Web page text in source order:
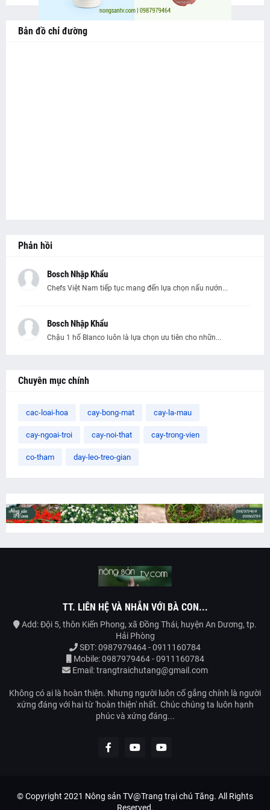
Bản đồ chỉ đường
Phản hồi
Bosch Nhập Khẩu
Chefs Việt Nam tiếp tục mang đến lựa chọn nấu nướn...
Bosch Nhập Khẩu
Chậu 1 hố Blanco luôn là lựa chọn ưu tiên cho nhữn...
Chuyên mục chính
cac-loai-hoa cay-bong-mat cay-la-mau
cay-ngoai-troi cay-noi-that cay-trong-vien
co-tham day-leo-treo-gian
TT. LIÊN HỆ VÀ NHẮN VỚI BÀ CON...
Add: Đội 5, thôn Kiến Phong, xã Đồng Thái, huyện An Dương, tp.
Hải Phòng
SĐT: 0987979464 - 0911160784
Mobile: 0987979464 - 0911160784
Email: trangtraichutang@gmail.com
Không có ai là hoàn thiện. Nhưng người luôn cố gắng chính là người
xứng đáng với hai từ 'hoàn thiện' nhất. Chúc chúng ta luôn hạnh
phúc và xứng đáng...
© Copyright 2021 Nông sản TV@Trang trại chú Tăng. All Rights
Reserved.